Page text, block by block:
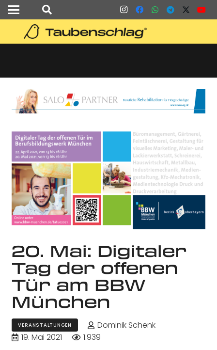
20. Mai: Digitaler
Tag der offenen
Tür am BBW
München
VERANSTALTUNGEN
Dominik Schenk
19. Mai 2021
1.939